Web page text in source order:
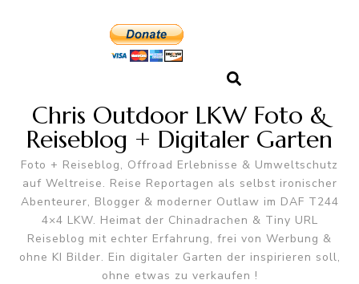
Chris Outdoor LKW Foto &
Reiseblog + Digitaler Garten
Foto + Reiseblog, Offroad Erlebnisse & Umweltschutz
auf Weltreise. Reise Reportagen als selbst ironischer
Abenteurer, Blogger & moderner Outlaw im DAF T244
4×4 LKW. Heimat der Chinadrachen & Tiny URL
Reiseblog mit echter Erfahrung, frei von Werbung &
ohne KI Bilder. Ein digitaler Garten der inspirieren soll,
ohne etwas zu verkaufen !